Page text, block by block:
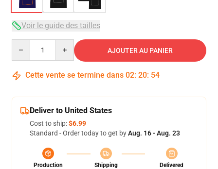
Voir le guide des tailles
AJOUTER AU PANIER
Cette vente se termine dans 02: 20: 53
Deliver to United States
Cost to ship:$6.99
Standard - Order today to get byAug. 16 - Aug. 23
Production
Shipping
Delivered